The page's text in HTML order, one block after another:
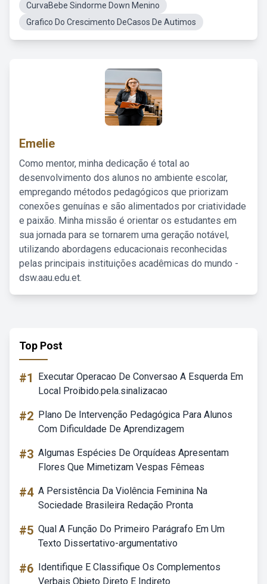
CurvaBebe Sindorme Down Menino
Grafico Do Crescimento DeCasos De Autimos
Emelie
Como mentor, minha dedicação é total ao
desenvolvimento dos alunos no ambiente escolar,
empregando métodos pedagógicos que priorizam
conexões genuínas e são alimentados por criatividade
e paixão. Minha missão é orientar os estudantes em
sua jornada para se tornarem uma geração notável,
utilizando abordagens educacionais reconhecidas
pelas principais instituições acadêmicas do mundo -
dsw.aau.edu.et.
Top Post
#1
Executar Operacao De Conversao A Esquerda Em
Local Proibido.pela.sinalizacao
#2 Plano De Intervenção Pedagógica Para Alunos
Com Dificuldade De Aprendizagem
#3 Algumas Espécies De Orquídeas Apresentam
Flores Que Mimetizam Vespas Fêmeas
#4 A Persistência Da Violência Feminina Na
Sociedade Brasileira Redação Pronta
#5 Qual A Função Do Primeiro Parágrafo Em Um
Texto Dissertativo-argumentativo
#6 Identifique E Classifique Os Complementos
Verbais Objeto Direto E Indireto